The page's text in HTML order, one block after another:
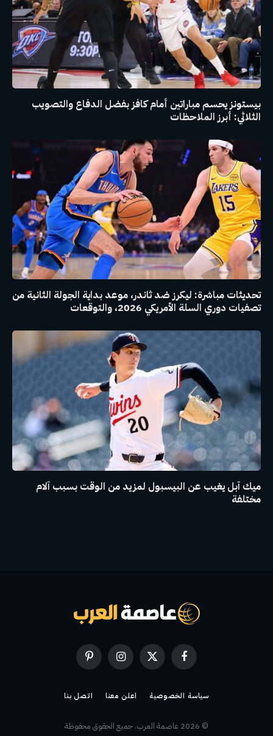
بيستونز يحسم مباراتين أمام كافز بفضل الدفاع والتصويب
الثلاثي: أبرز الملاحظات
تحديثات مباشرة: ليكرز ضد ثاندر، موعد بداية الجولة الثانية من
تصفيات دوري السلة الأمريكي 2026، والتوقعات
ميك آبل يغيب عن البيسبول لمزيد من الوقت بسبب آلام
مختلفة
فيسبوك
X
(Twitter)
الانستغرامبينتيريست
سياسة الخصوصية اعلن معنا اتصل بنا
© 2026 عاصمة العرب. جميع الحقوق محفوظة